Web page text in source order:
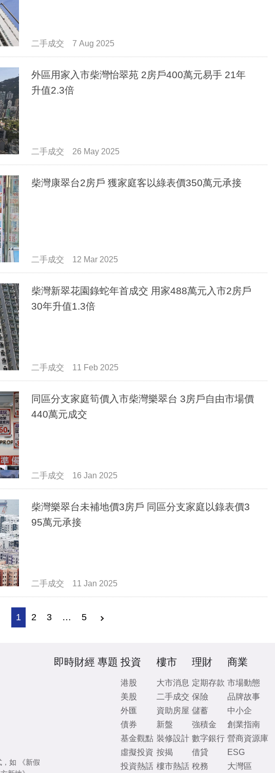
二手成交 7 Aug 2025
外區用家入市柴灣怡翠苑 2房戶400萬元易手 21年
升值2.3倍
二手成交 26 May 2025
柴灣康翠台2房戶 獲家庭客以綠表價350萬元承接
二手成交 12 Mar 2025
柴灣新翠花園錄蛇年首成交 用家488萬元入市2房戶
30年升值1.3倍
二手成交 11 Feb 2025
同區分支家庭筍價入市柴灣樂翠台 3房戶自由市場價
440萬元成交
二手成交 16 Jan 2025
柴灣樂翠台未補地價3房戶 同區分支家庭以錄表價3
95萬元承接
二手成交 11 Jan 2025
1 2 3 … 5
，如
《新假
即時財經 專題 投資
港股
美股
外匯
債券
基金觀點
虛擬投資
投資熱話
樓市
大市消息
二手成交
資助房屋
新盤
裝修設計
按揭
樓市熱話
理財
定期存款
保險
儲蓄
強積金
數字銀行
借貸
稅務
商業
市場動態
品牌故事
中小企
創業指南
營商資源庫
ESG
大灣區